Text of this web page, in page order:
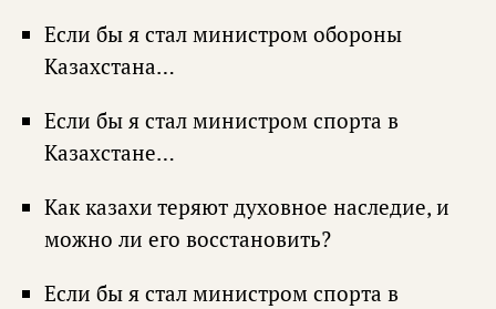
Если бы я стал министром обороны
Казахстана…
Если бы я стал министром спорта в
Казахстане…
Как казахи теряют духовное наследие, и
можно ли его восстановить?
Если бы я стал министром спорта в